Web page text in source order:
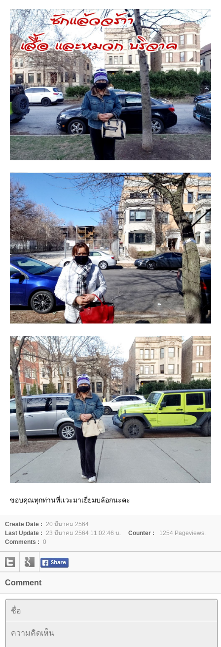
ขอบคุณทุกท่านที่เเวะมาเยี่ยมบล้อกนะคะ
Create Date : 20 มีนาคม 2564
Last Update : 23 มีนาคม 2564 11:02:46 น. Counter :
1254 Pageviews.
Comments : 0
Comment